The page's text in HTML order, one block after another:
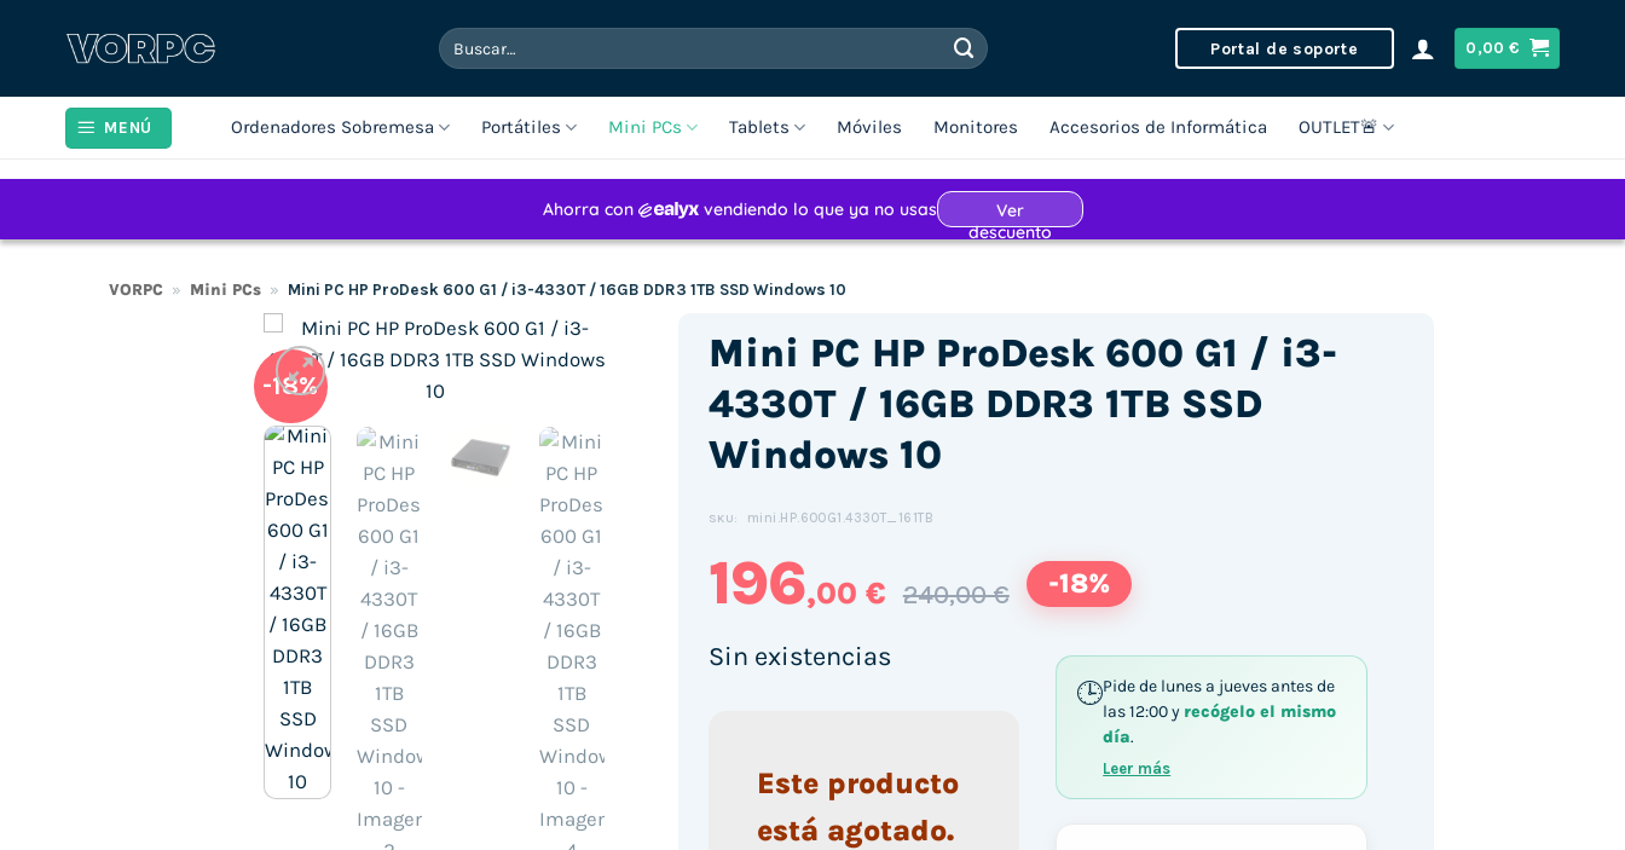
Buscar
por:
Portal de soporte 0,00€
MENÚ Ordenadores Sobremesa Portátiles Mini PCs Tablets Móviles Monitores Accesorios de Informática OUTLET🚨
VORPC » Mini PCs » Mini PC HP ProDesk 600 G1 / i3-4330T / 16GB DDR3 1TB SSD Windows 10
-18%
Mini PC HP ProDesk 600 G1 / i3-
4330T / 16GB DDR3 1TB SSD
Windows 10
SKU: mini.HP.600G1.4330T_161TB
196,00 € 240,00 € -18%
Sin existencias
Este producto
está agotado.
Pide de lunes a jueves antes de
las 12:00 y recógelo el mismo
día.
Leer más